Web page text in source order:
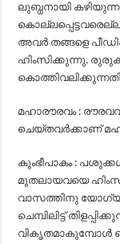
ലുബ്ധനായി
അവർ തങ്ങളെ
ഹിംസിക്കുന്നു.
മഹാരൗരവം :
ചെയ്തവർക്കാണ്
കുംഭീപാകം :
മുതലായവയെ
വാസത്തിനു
ചെമ്പിലിട്ട്
വികൃതമാകുമ്പോൾ